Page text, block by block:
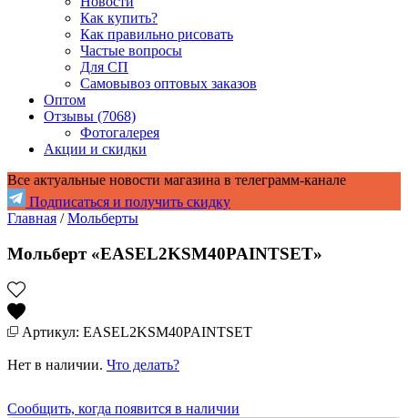
Как купить?
Как правильно рисовать
Частые вопросы
Для СП
Самовывоз оптовых заказов
Оптом
Отзывы (7068)
Фотогалерея
Акции и скидки
Все актуальные новости магазина в телеграмм-канале
Подписаться и получить скидку
Главная /Мольберты
Мольберт «EASEL2KSM40PAINTSET»
Артикул: EASEL2KSM40PAINTSET
Нет в наличии. Что делать?
Сообщить, когда появится в наличии